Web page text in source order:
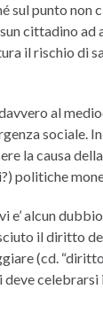
sul punto non
cittadino ad
il rischio di
al
sociale.
la causa
politiche
e’ alcun
il diritto
(cd.
celebrarsi